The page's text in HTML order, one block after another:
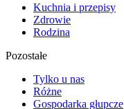
Kuchnia i przepisy
Zdrowie
Rodzina
Pozostałe
Tylko u nas
Różne
Gospodarka głupcze